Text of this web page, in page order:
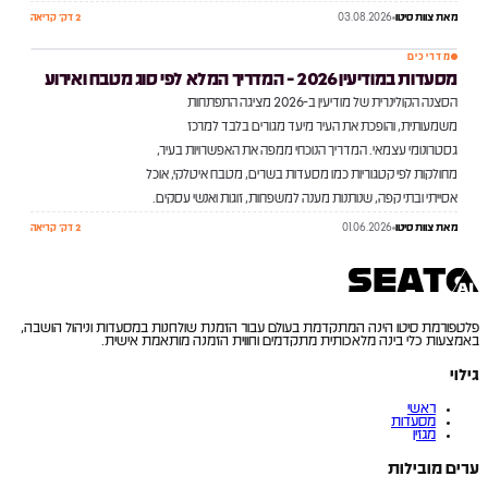
מאת צוות סיטו 03.08.2026 2 דק׳ קריאה
№
03
מדריכים
מסעדות במודיעין 2026 - המדריך המלא לפי סוג מטבח ואירוע
הסצנה הקולינרית של מודיעין ב-2026 מציגה התפתחות
משמעותית, והופכת את העיר מיעד מגורים בלבד למרכז
גסטרונומי עצמאי. המדריך הנוכחי ממפה את האפשרויות בעיר,
מחולקות לפי קטגוריות כמו מסעדות בשרים, מטבח איטלקי, אוכל
אסייתי ובתי קפה, שנותנות מענה למשפחות, זוגות ואנשי עסקים.
מאת צוות סיטו 01.06.2026 2 דק׳ קריאה
פלטפורמת סיטו הינה המתקדמת בעולם עבור הזמנת שולחנות במסעדות וניהול הושבה,
באמצעות כלי בינה מלאכותית מתקדמים וחווית הזמנה מותאמת אישית.
גילוי
ראשי
מסעדות
מגזין
ערים מובילות